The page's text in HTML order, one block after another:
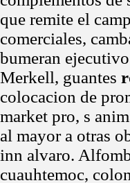
que remite el
comerciales,
bumeran
Merkell, guantes
colocacion de
market pro, s
al mayor a otras
inn alvaro.
cuauhtemoc,